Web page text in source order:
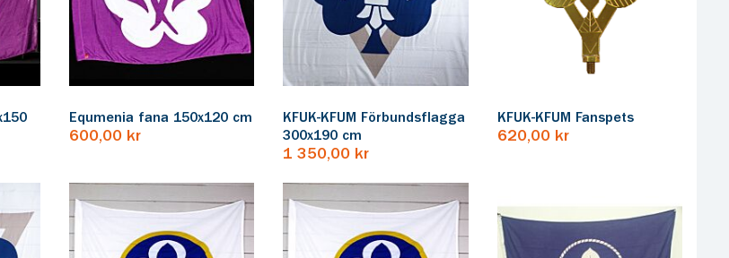
Equmenia fana 150x120 cm
600,00 kr
KFUK-KFUM Förbundsflagga
300x190 cm
1 350,00 kr
KFUK-KFUM Fanspets
620,00 kr